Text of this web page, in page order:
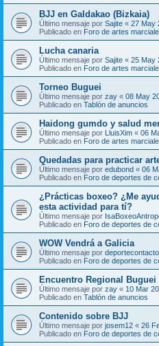
BJJ en Galdakao (Bizkaia)
Último mensaje por Sajite « 27 May
Publicado en Foro de artes
Lucha canaria
Último mensaje por Sajite « 25 May
Publicado en Foro de artes
Torneo Buguei
Último mensaje por zay « 08 May
Publicado en Tablón de anuncios
Haidong gumdo y salud
Último mensaje por LluisXim « 06
Publicado en Foro de artes
Quedadas para practicar
Último mensaje por edubond « 06
Publicado en Foro de deportes de
¿Prácticas boxeo? ¿Me
esta actividad para tí?
Último mensaje por
Publicado en Foro de deportes de
WOW Vendrá a Galicia
Último mensaje por deportecontacto
Publicado en Foro de deportes de
Encuentro Regional Buguei
Último mensaje por zay « 10 Mar
Publicado en Tablón de anuncios
Contenido sobre BJJ
Último mensaje por josem12 « 26
Publicado en Foro de deportes de